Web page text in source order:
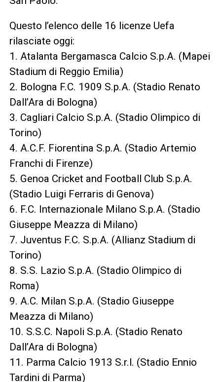
Questo l’elenco delle 16 licenze Uefa
rilasciate oggi:
1. Atalanta Bergamasca Calcio S.p.A. (Mapei
Stadium di Reggio Emilia)
2. Bologna F.C. 1909 S.p.A. (Stadio Renato
Dall’Ara di Bologna)
3. Cagliari Calcio S.p.A. (Stadio Olimpico di
Torino)
4. A.C.F. Fiorentina S.p.A. (Stadio Artemio
Franchi di Firenze)
5. Genoa Cricket and Football Club S.p.A.
(Stadio Luigi Ferraris di Genova)
6. F.C. Internazionale Milano S.p.A. (Stadio
Giuseppe Meazza di Milano)
7. Juventus F.C. S.p.A. (Allianz Stadium di
Torino)
8. S.S. Lazio S.p.A. (Stadio Olimpico di
Roma)
9. A.C. Milan S.p.A. (Stadio Giuseppe
Meazza di Milano)
10. S.S.C. Napoli S.p.A. (Stadio Renato
Dall’Ara di Bologna)
11. Parma Calcio 1913 S.r.l. (Stadio Ennio
Tardini di Parma)